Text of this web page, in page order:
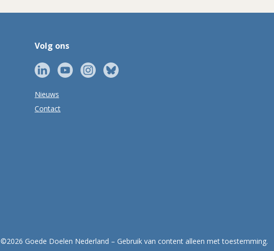
Volg ons
Nieuws
Contact
©2026 Goede Doelen Nederland – Gebruik van content alleen met toestemming.